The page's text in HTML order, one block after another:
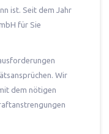
ist. Seit dem Jahr
für Sie
Wir
dem nötigen